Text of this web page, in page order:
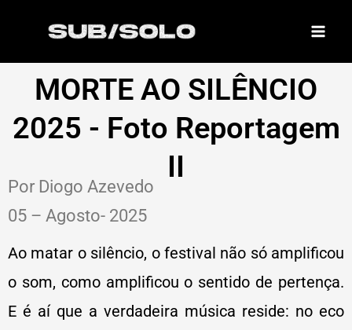
MORTE AO SILÊNCIO
2025 - Foto Reportagem
II
Por Diogo Azevedo
05 – Agosto- 2025
Ao matar o silêncio, o festival não só amplificou
o som, como amplificou o sentido de pertença.
E é aí que a verdadeira música reside: no eco